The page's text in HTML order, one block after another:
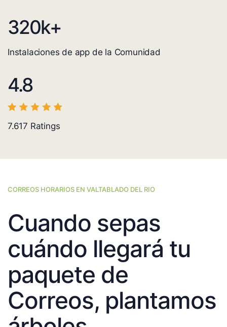
320k+
Instalaciones de app de la Comunidad
4.8
7.617 Ratings
CORREOS HORARIOS EN VALTABLADO DEL RIO
Cuando sepas
cuándo llegará tu
paquete de
Correos, plantamos